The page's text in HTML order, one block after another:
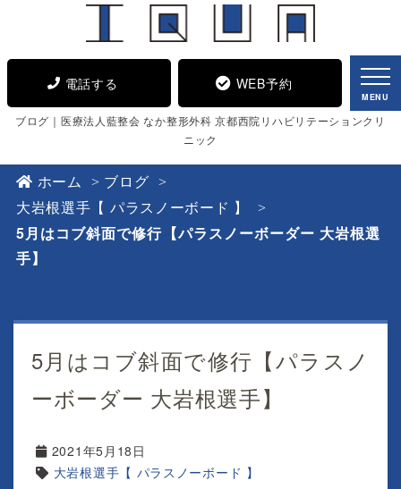
電話する WEB予約
MENU
ブログ｜医療法人藍整会 なか整形外科 京都西院リハビリテーションクリ
ニック
ホーム
ブログ
大岩根選手【 パラスノーボード 】
5月はコブ斜面で修行【パラスノーボーダー 大岩根選
手】
5月はコブ斜面で修行【パラスノ
ーボーダー 大岩根選手】
2021年5月18日
大岩根選手【 パラスノーボード 】